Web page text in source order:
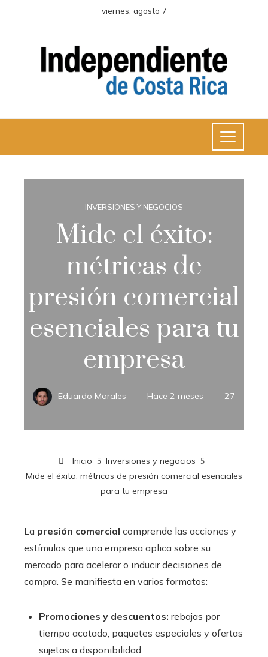
viernes, agosto 7
INVERSIONES Y NEGOCIOS
Mide el éxito:
métricas de
presión comercial
esenciales para tu
empresa
Eduardo Morales Hace 2 meses 27
Inicio
Inversiones y negocios
Mide el éxito: métricas de presión comercial esenciales
para tu empresa
La presión comercial comprende las acciones y
estímulos que una empresa aplica sobre su
mercado para acelerar o inducir decisiones de
compra. Se manifiesta en varios formatos:
Promociones y descuentos: rebajas por
tiempo acotado, paquetes especiales y ofertas
sujetas a disponibilidad.